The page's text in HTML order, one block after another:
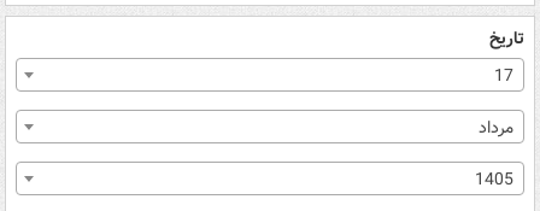
تاریخ
17
مرداد
1405